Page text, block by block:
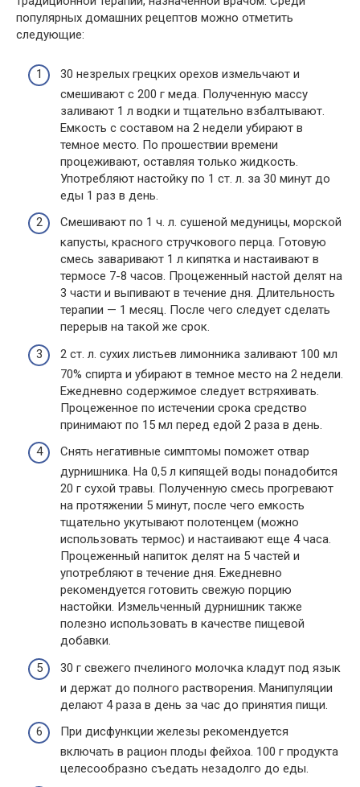
популярных домашних рецептов можно отметить
следующие:
30 незрелых грецких орехов измельчают и
смешивают с 200 г меда. Полученную массу
заливают 1 л водки и тщательно взбалтывают.
Емкость с составом на 2 недели убирают в
темное место. По прошествии времени
процеживают, оставляя только жидкость.
Употребляют настойку по 1 ст. л. за 30 минут до
еды 1 раз в день.
Смешивают по 1 ч. л. сушеной медуницы, морской
капусты, красного стручкового перца. Готовую
смесь заваривают 1 л кипятка и настаивают в
термосе 7-8 часов. Процеженный настой делят на
3 части и выпивают в течение дня. Длительность
терапии — 1 месяц. После чего следует сделать
перерыв на такой же срок.
2 ст. л. сухих листьев лимонника заливают 100 мл
70% спирта и убирают в темное место на 2 недели.
Ежедневно содержимое следует встряхивать.
Процеженное по истечении срока средство
принимают по 15 мл перед едой 2 раза в день.
Снять негативные симптомы поможет отвар
дурнишника. На 0,5 л кипящей воды понадобится
20 г сухой травы. Полученную смесь прогревают
на протяжении 5 минут, после чего емкость
тщательно укутывают полотенцем (можно
использовать термос) и настаивают еще 4 часа.
Процеженный напиток делят на 5 частей и
употребляют в течение дня. Ежедневно
рекомендуется готовить свежую порцию
настойки. Измельченный дурнишник также
полезно использовать в качестве пищевой
добавки.
30 г свежего пчелиного молочка кладут под язык
и держат до полного растворения. Манипуляции
делают 4 раза в день за час до принятия пищи.
При дисфункции железы рекомендуется
включать в рацион плоды фейхоа. 100 г продукта
целесообразно съедать незадолго до еды.